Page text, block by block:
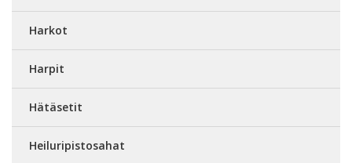
Harkot
Harpit
Hätäsetit
Heiluripistosahat